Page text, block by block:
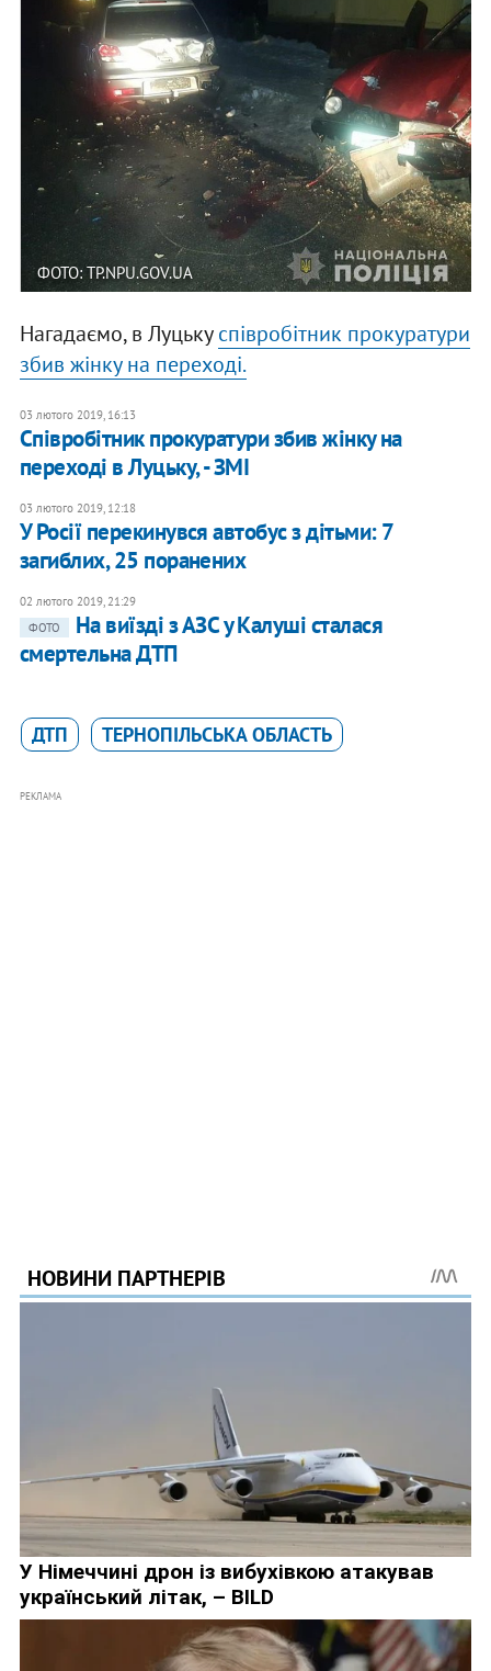
ФОТО: TP.NPU.GOV.UA
Нагадаємо, в Луцькуспівробітник прокуратури
збив жінку на переході.
03 лютого 2019, 16:13
Співробітник прокуратури збив жінку на
переході в Луцьку, - ЗМІ
03 лютого 2019, 12:18
У Росії перекинувся автобус з дітьми: 7
загиблих, 25 поранених
02 лютого 2019, 21:29
ФОТО
На виїзді з АЗС у Калуші сталася
смертельна ДТП
ДТП ТЕРНОПІЛЬСЬКА ОБЛАСТЬ
РЕКЛАМА